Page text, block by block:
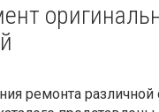
ремонта различной